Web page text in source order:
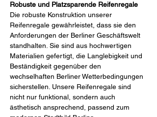
Robuste und Platzsparende Reifenregale
Die robuste Konstruktion unserer
Reifenregale gewährleistet, dass sie den
Anforderungen der Berliner Geschäftswelt
standhalten. Sie sind aus hochwertigen
Materialien gefertigt, die Langlebigkeit und
Beständigkeit gegenüber den
wechselhaften Berliner Wetterbedingungen
sicherstellen. Unsere Reifenregale sind
nicht nur funktional, sondern auch
ästhetisch ansprechend, passend zum